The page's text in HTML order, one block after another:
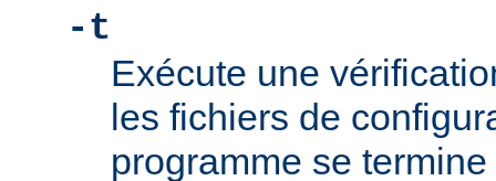
-t
Exécute une
les fichiers de
programme se